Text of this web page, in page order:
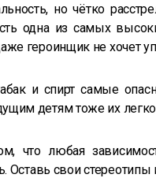
но чётко
одна из самых
героинщик не хочет
и спирт самые
детям тоже их легко
что любая
Оставь свои